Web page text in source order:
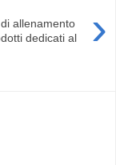
›
allenamento
dedicati al